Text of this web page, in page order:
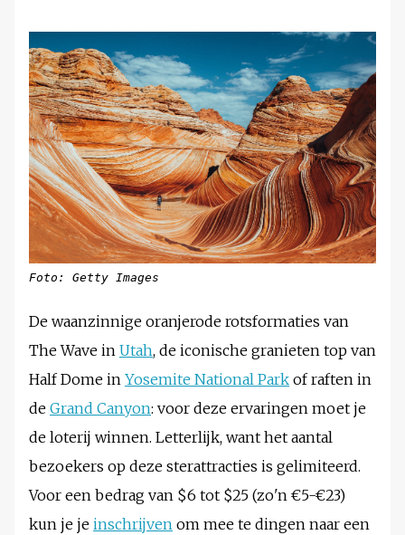
Foto: Getty Images
De waanzinnige oranjerode rotsformaties van
The Wave in Utah, de iconische granieten top van
Half Dome in Yosemite National Park of raften in
de Grand Canyon: voor deze ervaringen moet je
de loterij winnen. Letterlijk, want het aantal
bezoekers op deze sterattracties is gelimiteerd.
Voor een bedrag van $6 tot $25 (zo'n €5-€23)
kun je je inschrijven om mee te dingen naar een